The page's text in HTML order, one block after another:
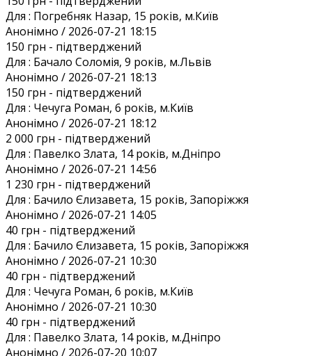
Для : Погребняк Назар, 15 років, м.Київ
Анонiмно / 2026-07-21 18:15
150 грн - підтверджений
Для : Бачало Соломія, 9 років, м.Львів
Анонiмно / 2026-07-21 18:13
150 грн - підтверджений
Для : Чечуга Роман, 6 років, м.Київ
Анонiмно / 2026-07-21 18:12
2 000 грн - підтверджений
Для : Павелко Злата, 14 років, м.Дніпро
Анонiмно / 2026-07-21 14:56
1 230 грн - підтверджений
Для : Бачило Єлизавета, 15 років, Запоріжжя
Анонiмно / 2026-07-21 14:05
40 грн - підтверджений
Для : Бачило Єлизавета, 15 років, Запоріжжя
Анонiмно / 2026-07-21 10:30
40 грн - підтверджений
Для : Чечуга Роман, 6 років, м.Київ
Анонiмно / 2026-07-21 10:30
40 грн - підтверджений
Для : Павелко Злата, 14 років, м.Дніпро
Анонiмно / 2026-07-20 10:07